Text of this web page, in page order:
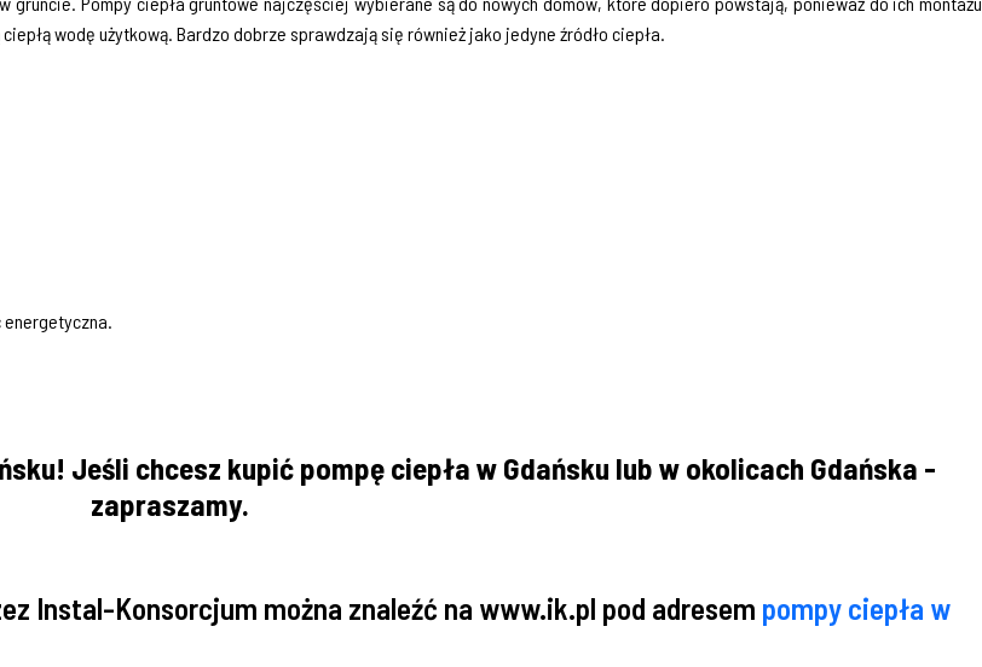
wodę użytkową. Bardzo dobrze sprawdzają się również jako jedyne źródło ciepła.
energetyczna.
Jeśli chcesz kupić pompę ciepła w Gdańsku lub w okolicach Gdańska -
zapraszamy.
Instal-Konsorcjum można znaleźć na www.ik.pl pod adresem pompy ciepła w